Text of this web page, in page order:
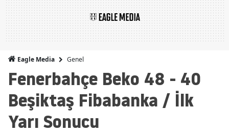
Eagle Media Genel
Fenerbahçe Beko 48 - 40
Beşiktaş Fibabanka / İlk
Yarı Sonucu